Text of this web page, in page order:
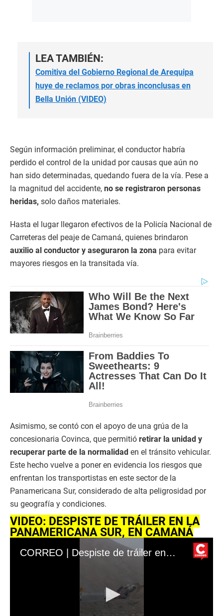
LEA TAMBIÉN:
Comitiva del Gobierno Regional de Arequipa
huye de reclamos por obras inconclusas en
Bella Unión (VIDEO)
Según información preliminar, el conductor habría
perdido el control de la unidad por causas que aún no
han sido determinadas, quedando fuera de la vía. Pese a
la magnitud del accidente, no se registraron personas
heridas, solo daños materiales.
Hasta el lugar llegaron efectivos de la Policía Nacional de
Carreteras del peaje de Camaná, quienes brindaron
auxilio al conductor y aseguraron la zona para evitar
mayores riesgos en la transitada vía.
Asimismo, se contó con el apoyo de una grúa de la
concesionaria Covinca, que permitió retirar la unidad y
recuperar parte de la normalidad en el tránsito vehicular.
Este hecho vuelve a poner en evidencia los riesgos que
enfrentan los transportistas en este sector de la
Panamericana Sur, considerado de alta peligrosidad por
su geografía y condiciones.
VIDEO: DESPISTE DE TRÁILER EN LA
PANAMERICANA SUR, EN CAMANÁ
CORREO | Despiste de tráiler en la Panamericana Sur, en Camaná